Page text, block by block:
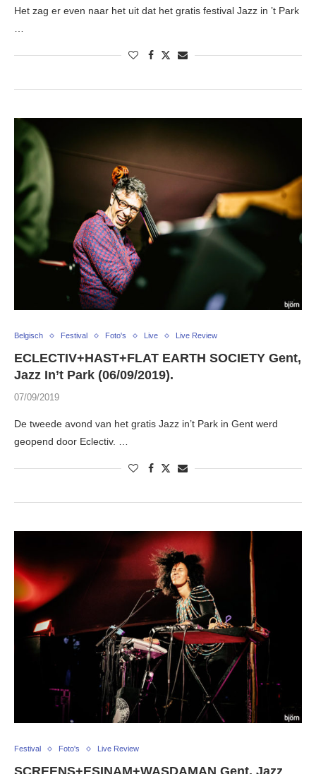
Het zag er even naar het uit dat het gratis festival Jazz in ’t Park
…
Belgisch Festival Foto's Live Live Review
ECLECTIV+HAST+FLAT EARTH SOCIETY Gent,
Jazz In’t Park (06/09/2019).
07/09/2019
De tweede avond van het gratis Jazz in’t Park in Gent werd
geopend door Eclectiv. …
Festival Foto's Live Review